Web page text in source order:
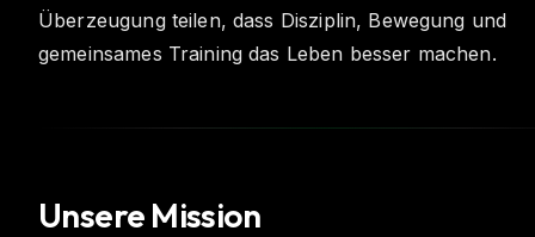
Überzeugung teilen, dass Disziplin, Bewegung und
gemeinsames Training das Leben besser machen.
Unsere Mission